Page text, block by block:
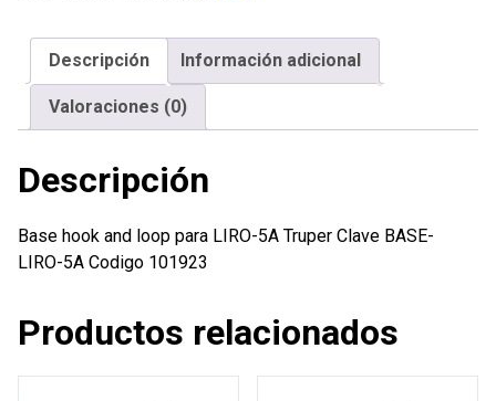
LIRO-
Truper
cantidad
Descripción Información adicional
Valoraciones (0)
Descripción
Base hook and loop para LIRO-5A Truper Clave BASE-
LIRO-5A Codigo 101923
Productos relacionados